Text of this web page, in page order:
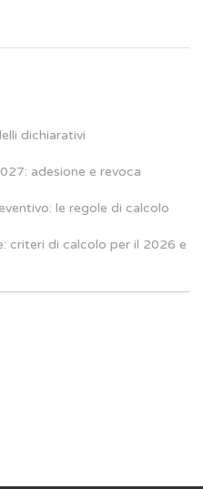
dichiarativi
adesione e revoca
le regole di calcolo
criteri di calcolo per il 2026 e